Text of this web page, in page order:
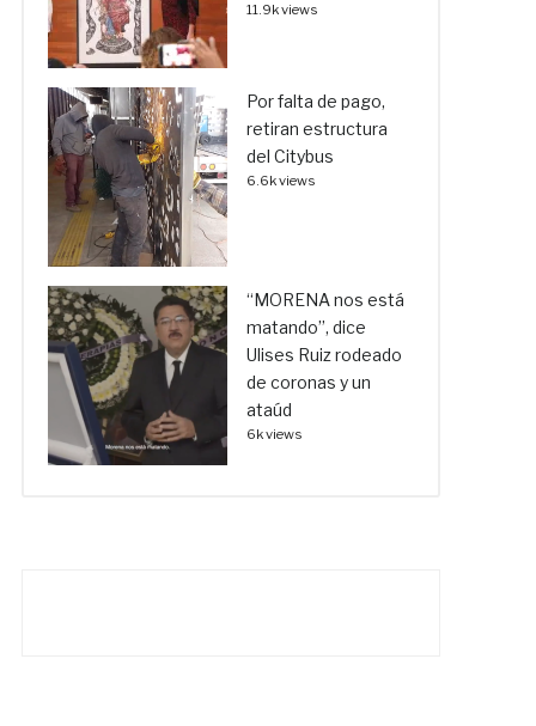
11.9k views
Por falta de pago,
retiran estructura
del Citybus
6.6k views
“MORENA nos está
matando”, dice
Ulises Ruiz rodeado
de coronas y un
ataúd
6k views